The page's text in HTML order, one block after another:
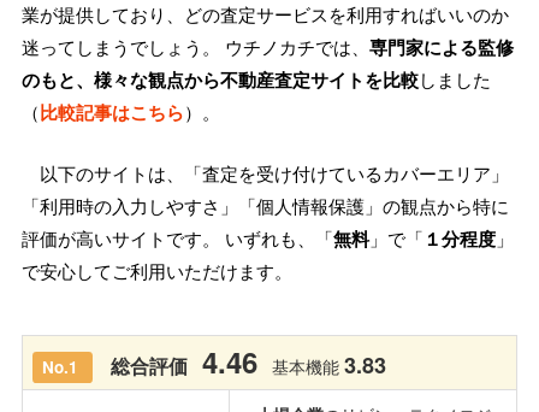
業が提供しており、どの査定サービスを利用すればいいのか
迷ってしまうでしょう。 ウチノカチでは、 専門家による監修
のもと、様々な観点から不動産査定サイトを比較しました
（比較記事はこちら）。
以下のサイトは、「査定を受け付けているカバーエリア」
「利用時の入力しやすさ」「個人情報保護」の観点から特に
評価が高いサイトです。 いずれも、「無料」で「 １分程度 」
で安心してご利用いただけます。